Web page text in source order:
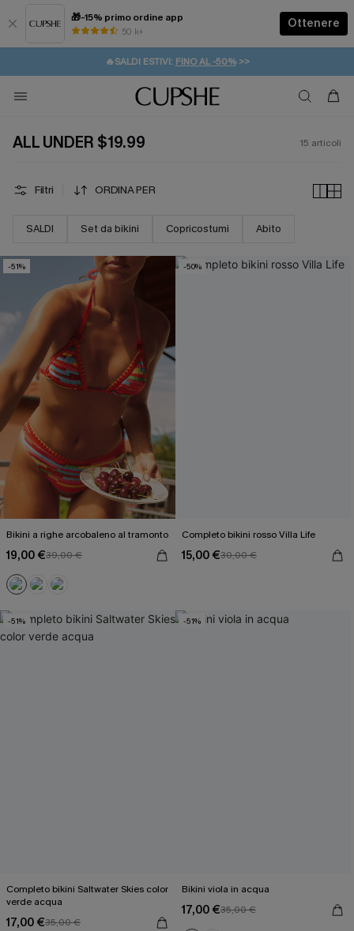
🎁-15% primo ordine app
50 k+
Ottenere
⚡️-15% SUGLI ESSENZIALI DA VACANZA | ACQUISTA
🔥SALDI ESTIVI: FINO AL -50%>>
🚚SPEDIZIONE GRATUITA DA 49€
💌REGALO PER I NUOVI: 20% DI SCONTO*
ALL UNDER $19.99 15 articoli
Filtri ORDINA PER
SALDI Set da bikini Copricostumi Abito
-51%
Bikini a righe arcobaleno al tramonto
19,00 €39,00 €
-50%
Completo bikini rosso Villa Life
15,00 €30,00 €
-51%
Completo bikini Saltwater Skies color
verde acqua
17,00 €35,00 €
-51%
Bikini viola in acqua
17,00 €35,00 €